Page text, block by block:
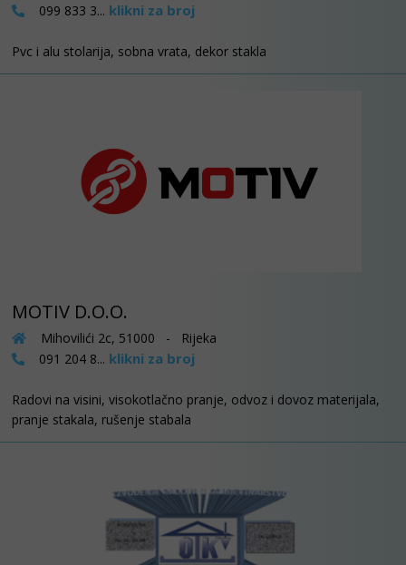
099 833 3... klikni za broj
Pvc i alu stolarija, sobna vrata, dekor stakla
MOTIV D.O.O.
Mihovilići 2c, 51000 - Rijeka
091 204 8... klikni za broj
Radovi na visini, visokotlačno pranje, odvoz i dovoz materijala,
pranje stakala, rušenje stabala